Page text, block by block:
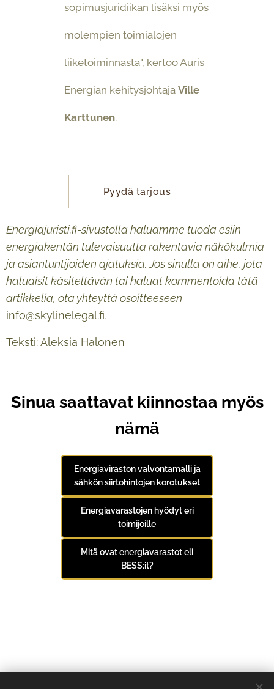
sopimusjuridiikan lisäksi myös
molempien toimialojen
liiketoiminnasta", kertoo Auris
Energian kehitysjohtaja Ville
Karttunen.
Pyydä tarjous
Energiajuristi.fi-sivustolla haluamme tuoda esiin
energiakentän tulevaisuutta rakentavia näkökulmia
ja asiantuntijoiden ajatuksia. Jos sinulla on aihe, jota
haluaisit käsiteltävän tai haluat kommentoida tätä
artikkelia, ota yhteyttä osoitteeseen
info@skylinelegal.fi.
Teksti: Aleksia Halonen
Sinua saattavat kiinnostaa myös
nämä
Energiaviraston valvontamalli ja
sähkön siirtohintojen korotukset
Energiavarastojen hyödyt eri
toimijoille
Mitä ovat energiavarastot eli
BESS:it?